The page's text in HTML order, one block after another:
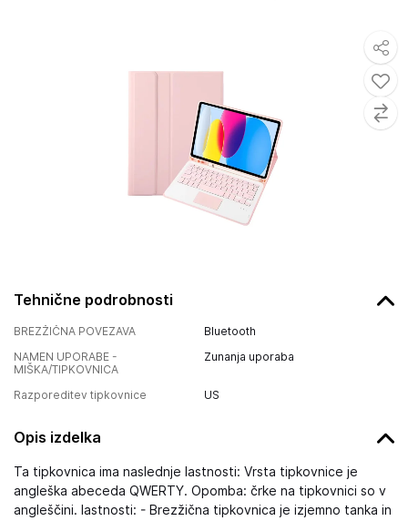
Tehnične podrobnosti
BREZŽIČNA POVEZAVA
Bluetooth
NAMEN UPORABE -
MIŠKA/TIPKOVNICA
Zunanja uporaba
Razporeditev tipkovnice US
Opis izdelka
Ta tipkovnica ima naslednje lastnosti: Vrsta tipkovnice je
angleška abeceda QWERTY. Opomba: črke na tipkovnici so v
angleščini. lastnosti: - Brezžična tipkovnica je izjemno tanka in